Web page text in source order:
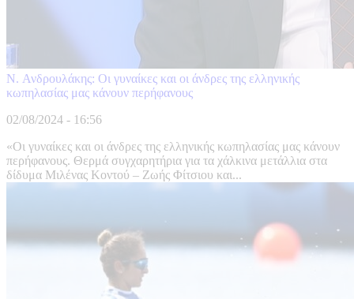
N. Ανδρουλάκης: Οι γυναίκες και οι άνδρες της ελληνικής
κωπηλασίας μας κάνουν περήφανους
02/08/2024 - 16:56
«Οι γυναίκες και οι άνδρες της ελληνικής κωπηλασίας μας κάνουν
περήφανους. Θερμά συγχαρητήρια για τα χάλκινα μετάλλια στα
δίδυμα Μιλένας Κοντού – Ζωής Φίτσιου και...